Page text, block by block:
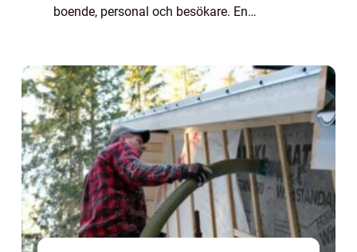
boende, personal och besökare. En